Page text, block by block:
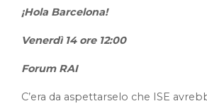
¡Hola Barcelona!
Venerdì 14 ore 12:00
Forum RAI
C’era da aspettarselo che ISE